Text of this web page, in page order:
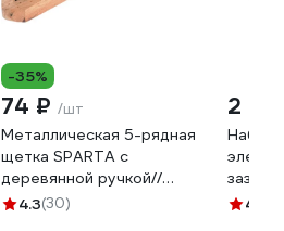
-35%
74 ₽ /шт
Металлическая 5-рядная
щетка SPARTA с
деревянной ручкой//
748245
4.3(30)
2
Набор
100162
4.8